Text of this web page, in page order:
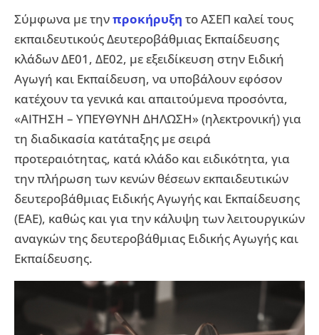
Σύμφωνα με τηνπροκήρυξη το ΑΣΕΠ καλεί τους
εκπαιδευτικούς Δευτεροβάθμιας Εκπαίδευσης
κλάδων ΔΕ01, ΔΕ02, με εξειδίκευση στην Ειδική
Αγωγή και Εκπαίδευση, να υποβάλουν εφόσον
κατέχουν τα γενικά και απαιτούμενα προσόντα,
«ΑΙΤΗΣΗ – ΥΠΕΥΘΥΝΗ ΔΗΛΩΣΗ» (ηλεκτρονική) για
τη διαδικασία κατάταξης με σειρά
προτεραιότητας, κατά κλάδο και ειδικότητα, για
την πλήρωση των κενών θέσεων εκπαιδευτικών
δευτεροβάθμιας Ειδικής Αγωγής και Εκπαίδευσης
(ΕΑΕ), καθώς και για την κάλυψη των λειτουργικών
αναγκών της δευτεροβάθμιας Ειδικής Αγωγής και
Εκπαίδευσης.